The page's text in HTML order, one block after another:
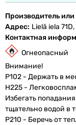
Производитель
Адрес Lielā iela
Контактная
Огнеопасный
Внимание!
P102 - Держать в
H225 -
Избегать
тщательно водой в
P210 - Беречь от